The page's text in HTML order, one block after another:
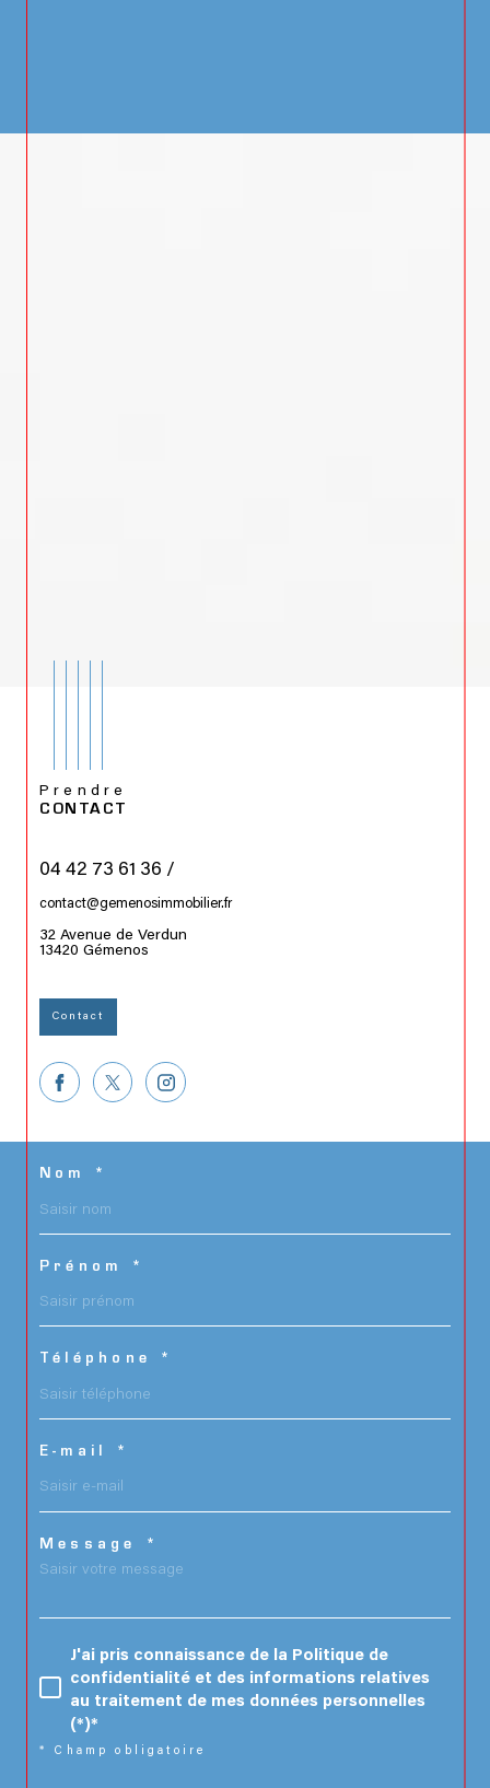
Nom *
Prénom *
Téléphone *
E-mail *
Message *
J'ai pris connaissance de la Politique de
confidentialité et des informations relatives
au traitement de mes données personnelles
(*)*
* Champ obligatoire
Prendre
CONTACT
04 42 73 61 36 /
contact@gemenosimmobilier.fr
32 Avenue de Verdun
13420
Gémenos
Contact